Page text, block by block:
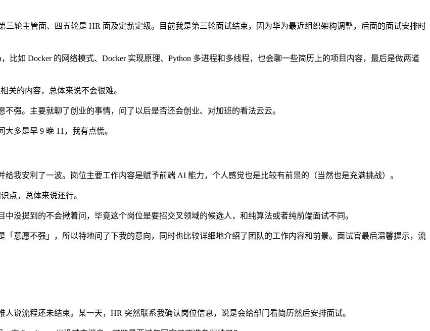
轮主管面、四五轮是 HR 面及定薪定级。目前我是第三轮面试结束，因为华为最近组织架构调整，后面的面试安排时
比如 Docker 的网络模式、Docker 实现原理、Python 多进程和多线程，也会聊一些简历上的项目内容，最后是做两道
关的内容，总体来说不会很难。
强。主要就聊了创业的事情，问了以后是否还会创业、对加班的看法云云。
多是早 9 晚 11，我有点慌。
我安利了一波。岗位主要工作内容是赋予前端 AI 能力，个人感觉也是比较有前景的（当然也是充满挑战）。
点，总体来说还行。
没提到的不会揪着问，毕竟这个岗位是要招交叉领域的候选人，和纯算法或者纯前端面试不同。
意愿不强」，所以特地问了下我的意向，同时也比较详细地介绍了团队的工作内容和前景。面试官最后温馨提示，流
说流程还未结束。某一天，HR 突然联系我确认岗位信息，说是会给部门看简历然后安排面试。